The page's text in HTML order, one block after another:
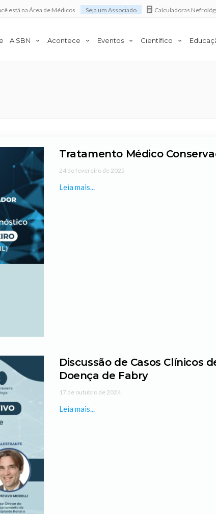
está na Área de Médicos Seja um Associado Calculadoras
A SBN Acontece Eventos Científico
Tratamento Médico
24 de fevereiro de 2025
Leia mais...
Discussão de Casos Clínicos
Doença de Fabry
17 de outubro de 2024
Leia mais...